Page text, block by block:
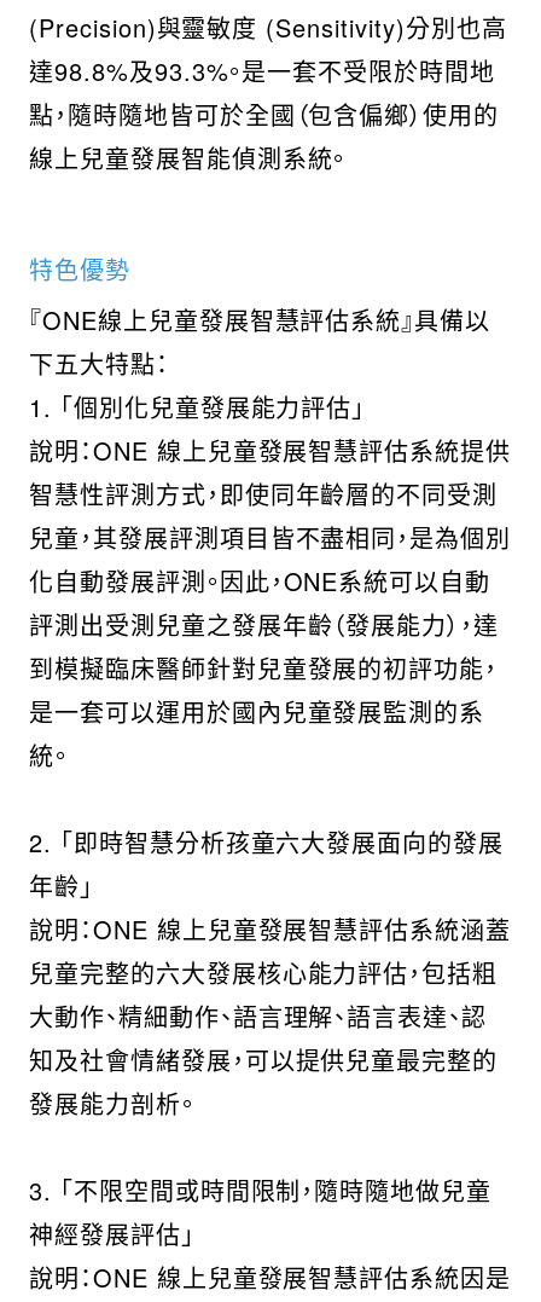
(Precision)與靈敏度 (Sensitivity)分別也高
達98.8%及93.3%。是一套不受限於時間地
點，隨時隨地皆可於全國（包含偏鄉）使用的
線上兒童發展智能偵測系統。
特色優勢
『ONE線上兒童發展智慧評估系統』具備以
下五大特點：
1. 「個別化兒童發展能力評估」
說明：ONE 線上兒童發展智慧評估系統提供
智慧性評測方式，即使同年齡層的不同受測
兒童，其發展評測項目皆不盡相同，是為個別
化自動發展評測。因此，ONE系統可以自動
評測出受測兒童之發展年齡（發展能力），達
到模擬臨床醫師針對兒童發展的初評功能，
是一套可以運用於國內兒童發展監測的系
統。
2. 「即時智慧分析孩童六大發展面向的發展
年齡」
說明：ONE 線上兒童發展智慧評估系統涵蓋
兒童完整的六大發展核心能力評估，包括粗
大動作、精細動作、語言理解、語言表達、認
知及社會情緒發展，可以提供兒童最完整的
發展能力剖析。
3. 「不限空間或時間限制，隨時隨地做兒童
神經發展評估」
說明：ONE 線上兒童發展智慧評估系統因是